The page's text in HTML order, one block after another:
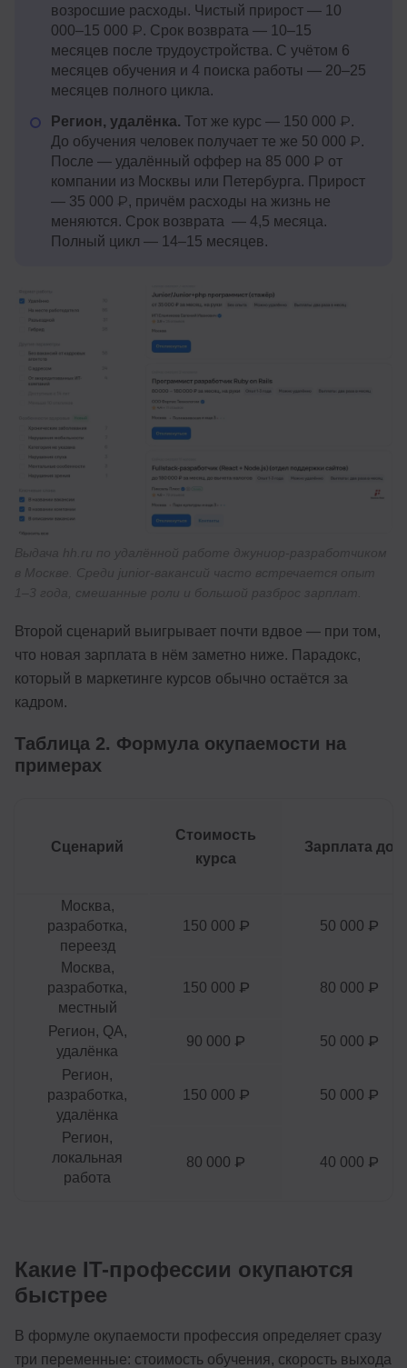
возросшие расходы. Чистый прирост — 10
000–15 000 ₽. Срок возврата — 10–15
месяцев после трудоустройства. С учётом 6
месяцев обучения и 4 поиска работы — 20–25
месяцев полного цикла.
Регион, удалёнка. Тот же курс — 150 000 ₽.
До обучения человек получает те же 50 000 ₽.
После — удалённый оффер на 85 000 ₽ от
компании из Москвы или Петербурга. Прирост
— 35 000 ₽, причём расходы на жизнь не
меняются. Срок возврата — 4,5 месяца.
Полный цикл — 14–15 месяцев.
Второй сценарий выигрывает почти вдвое — при том,
что новая зарплата в нём заметно ниже. Парадокс,
который в маркетинге курсов обычно остаётся за
кадром.
Таблица 2. Формула окупаемости на
примерах
Сценарий
Стоимость
курса
Зарплата до
Москва,
разработка,
переезд
150 000 ₽ 50 000 ₽
Москва,
разработка,
местный
150 000 ₽ 80 000 ₽
Регион, QA,
удалёнка
90 000 ₽ 50 000 ₽
Регион,
разработка,
удалёнка
150 000 ₽ 50 000 ₽
Регион,
локальная
работа
80 000 ₽ 40 000 ₽
Какие IT-профессии окупаются
быстрее
В формуле окупаемости профессия определяет сразу
три переменные: стоимость обучения, скорость выхода